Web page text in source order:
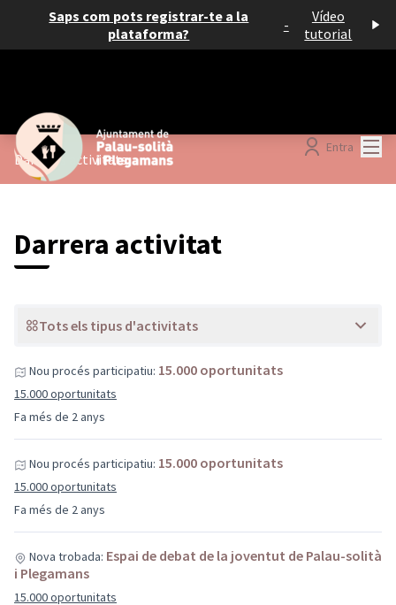
Saps com pots registrar-te a la
plataforma?
-
Vídeo
tutorial
Entra
Darreres activitats
Darrera activitat
Tots els tipus d'activitats
Fa més de 2 anys
Nou procés participatiu: 15.000 oportunitats
15.000 oportunitats
Fa més de 2 anys
Nou procés participatiu: 15.000 oportunitats
15.000 oportunitats
Nova trobada: Espai de debat de la joventut de Palau-solità
i Plegamans
15.000 oportunitats